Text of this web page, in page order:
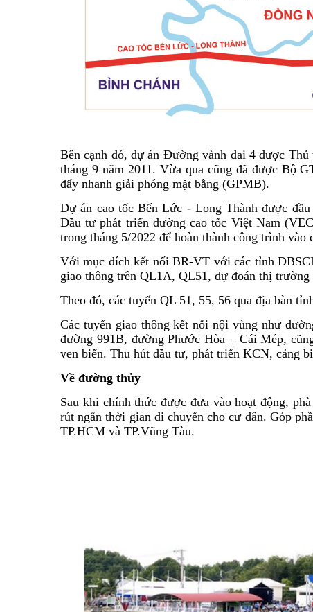
Bên cạnh đó, dự án Đường vành đai 4 được
tháng 9 năm 2011. Vừa qua cũng đã được Bộ
đẩy nhanh giải phóng mặt bằng (GPMB).
Dự án cao tốc Bến Lức - Long Thành được
Đầu tư phát triển đường cao tốc Việt Nam
trong tháng 5/2022 để hoàn thành công trình vào
Với mục đích kết nối BR-VT với các tỉnh
giao thông trên QL1A, QL51, dự đoán thị
Theo đó, các tuyến QL 51, 55, 56 qua địa bàn
Các tuyến giao thông kết nối nội vùng như
đường 991B, đường Phước Hòa – Cái Mép,
ven biển. Thu hút đầu tư, phát triển KCN, cảng
Về đường thủy
Sau khi chính thức được đưa vào hoạt động,
rút ngắn thời gian di chuyển cho cư dân. Góp
TP.HCM và TP.Vũng Tàu.